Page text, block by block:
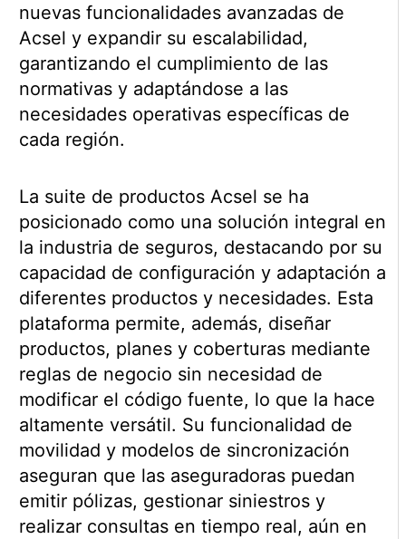
nuevas funcionalidades avanzadas de
Acsel y expandir su escalabilidad,
garantizando el cumplimiento de las
normativas y adaptándose a las
necesidades operativas específicas de
cada región.
La suite de productos Acsel se ha
posicionado como una solución integral en
la industria de seguros, destacando por su
capacidad de configuración y adaptación a
diferentes productos y necesidades. Esta
plataforma permite, además, diseñar
productos, planes y coberturas mediante
reglas de negocio sin necesidad de
modificar el código fuente, lo que la hace
altamente versátil. Su funcionalidad de
movilidad y modelos de sincronización
aseguran que las aseguradoras puedan
emitir pólizas, gestionar siniestros y
realizar consultas en tiempo real, aún en